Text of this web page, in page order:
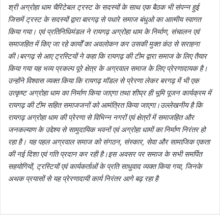
श्री अग्रोहा धाम चैरिटेबल ट्रस्ट के सदस्यों के साथ एक बैठक भी संपन्न हुई
जिसमें ट्रस्ट के सदस्यों द्वारा बारगढ़ से पधारे समाज बंधुओ का आत्मीय स्वागत
किया गया। एवं प्रतिनिधिमंडल ने रायगढ़ अग्रोहा धाम के निर्माण, संचालन एवं
समाजहित में किए जा रहे कार्यों का अवलोकन कर उसकी मुक्त कंठ से सराहना
की।बरगढ़ से आए ट्रस्टियों ने कहा कि रायगढ़ की टीम द्वारा समाज के लिए तैयार
किया गया यह भव्य प्रकल्प पूरे क्षेत्र के अग्रवाल समाज के लिए प्रेरणादायक है।
उन्होंने विश्वास व्यक्त किया कि रायगढ़ मॉडल से प्रेरणा लेकर बरगढ़ में भी एक
उत्कृष्ट अग्रोहा धाम का निर्माण किया जाएगा तथा शीघ्र ही भूमि पूजन कार्यक्रम में
रायगढ़ की टीम सहित समाजजनों को आमंत्रित किया जाएगा।उल्लेखनीय है कि
रायगढ़ अग्रोहा धाम की प्रेरणा से विभिन्न नगरों एवं क्षेत्रों में समाजहित और
जनकल्याण के उद्देश्य से सामुदायिक भवनों एवं अग्रोहा धामों का निर्माण निरंतर हो
रहा है। यह पहल अग्रवाल समाज को संगठन, संस्कार, सेवा और सामाजिक एकता
की नई दिशा एवं गति प्रदान कर रही है।इस अवसर पर समाज के सभी समर्पित
सहयोगियों, ट्रस्टियों एवं कार्यकर्ताओं के प्रति साधुवाद व्यक्त किया गया, जिनके
अथक प्रयासों से यह प्रेरणादायी कार्य निरंतर आगे बढ़ रहा है